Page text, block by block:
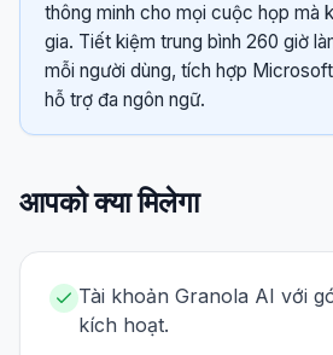
thông minh cho mọi cuộc họp mà
gia. Tiết kiệm trung bình 260 giờ
mỗi người dùng, tích hợp
hỗ trợ đa ngôn ngữ.
आपको क्या मिलेगा
Tài khoản Granola AI với
kích hoạt.